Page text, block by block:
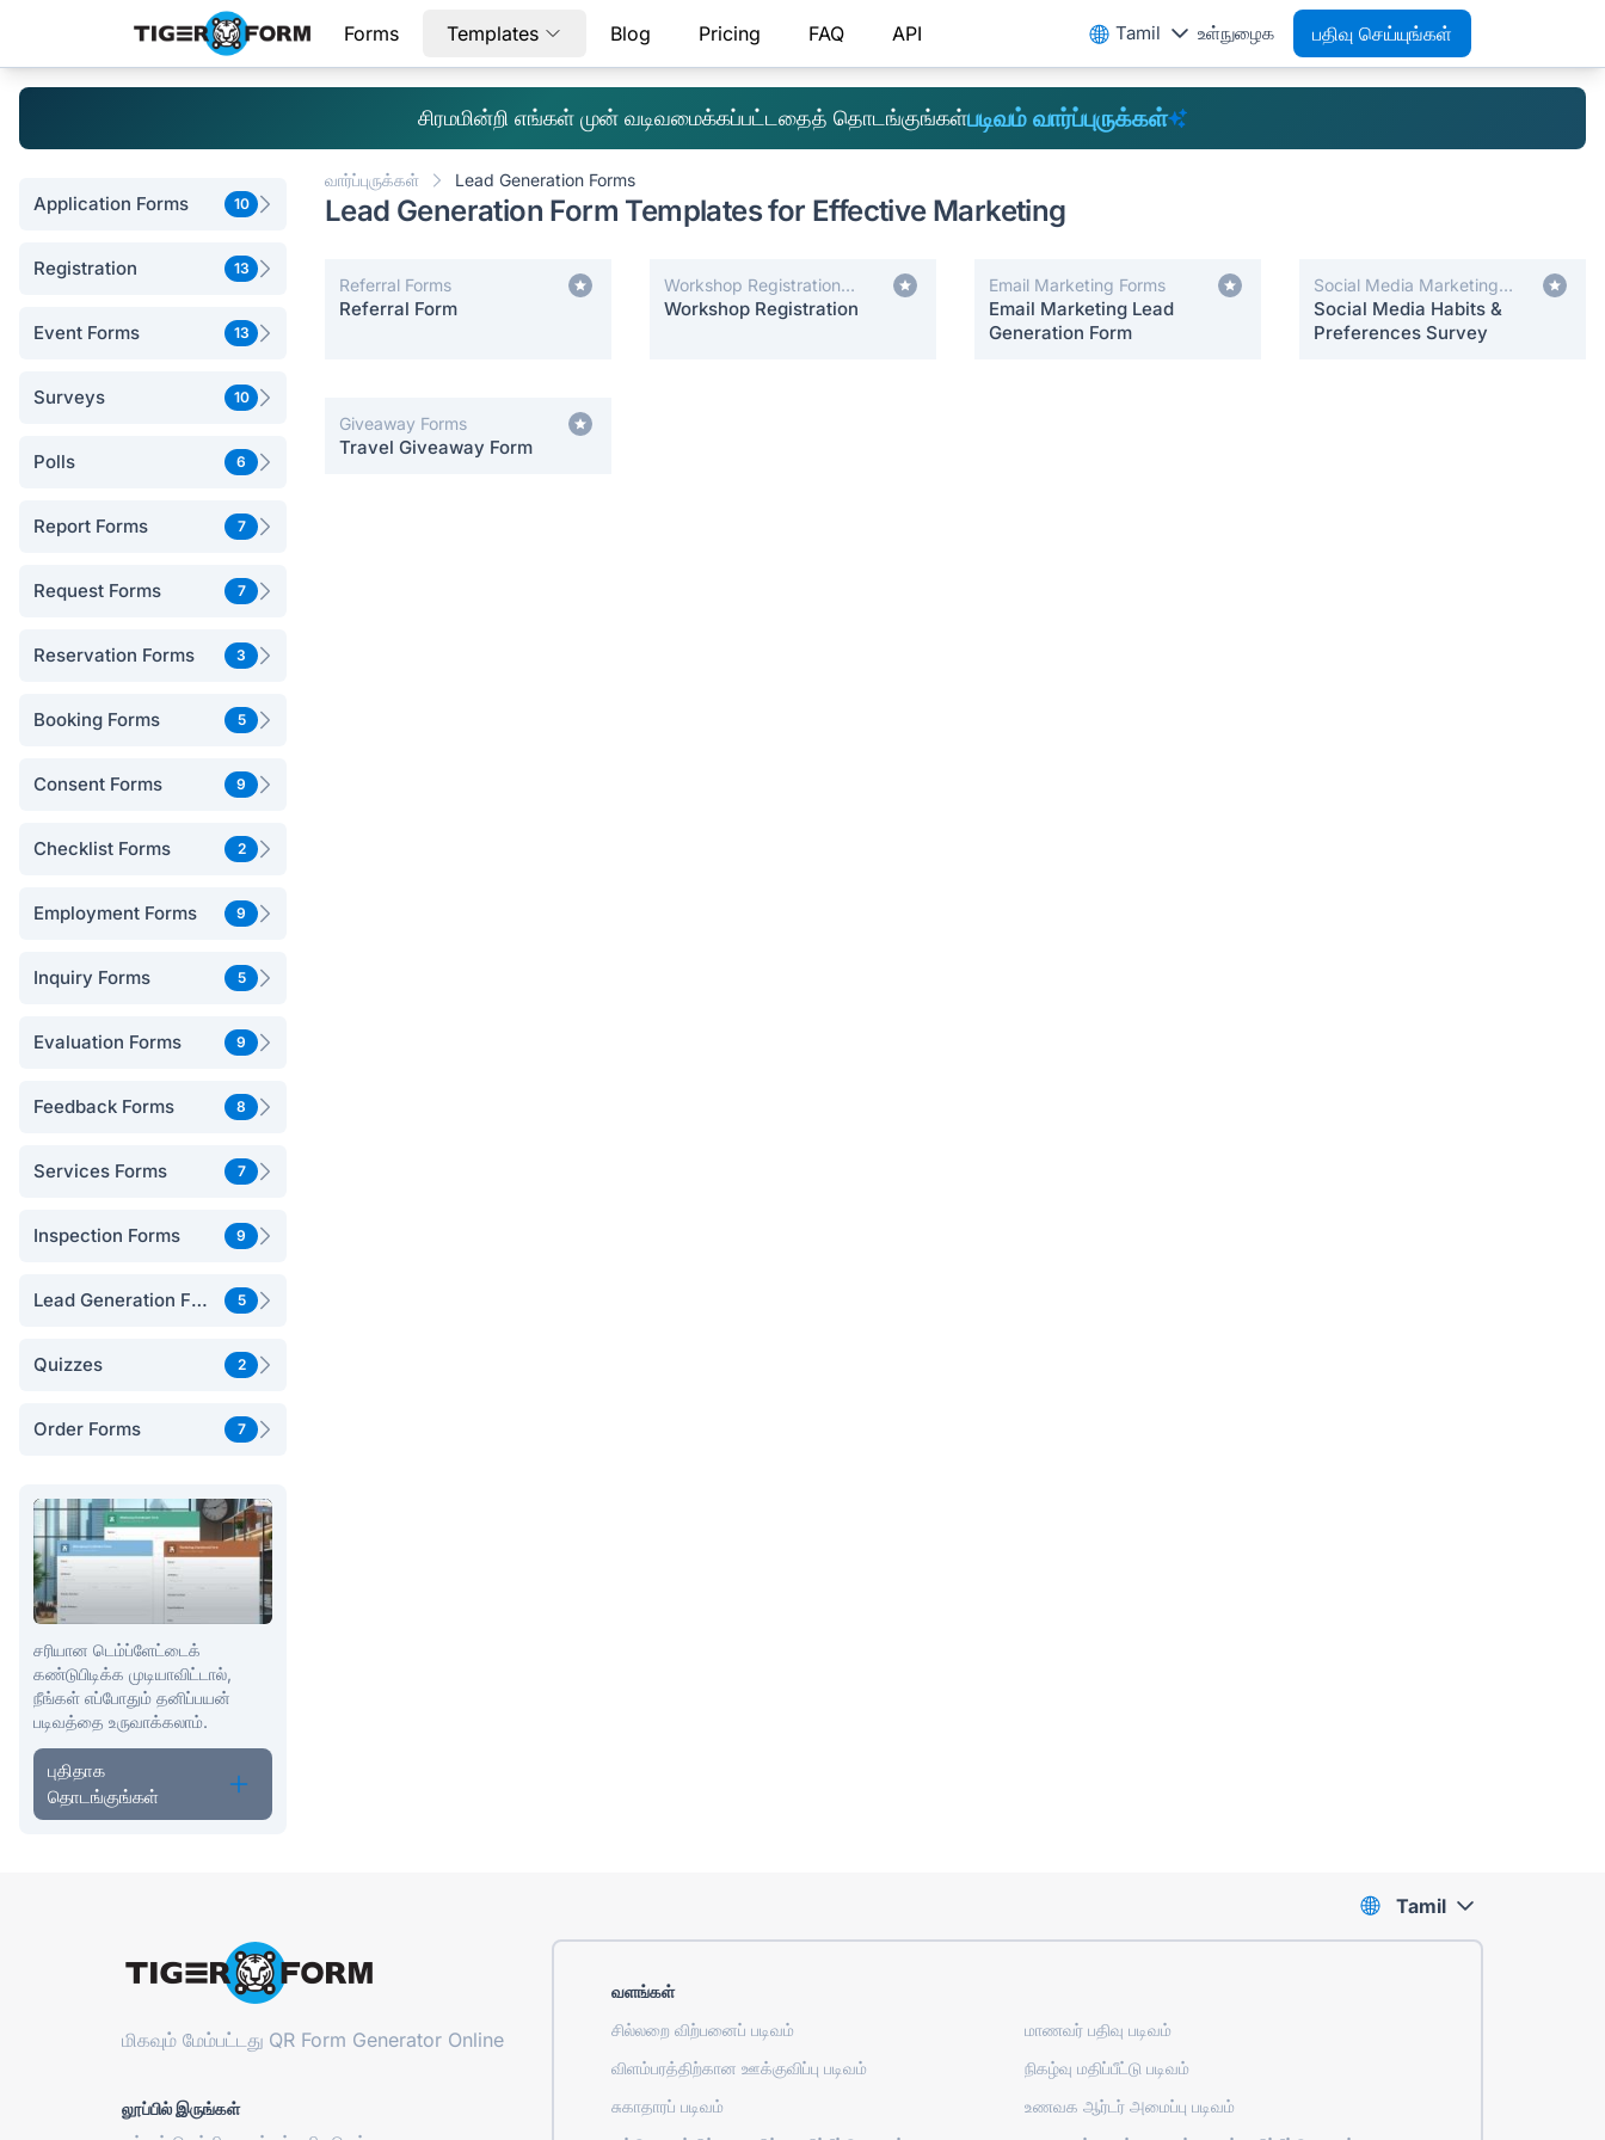
Forms Templates Blog Pricing FAQ API Tamil உள்நுழைக பதிவு செய்யுங்கள்
சிரமமின்றி எங்கள் முன் வடிவமைக்கப்பட்டதைத் தொடங்குங்கள்படிவம் வார்ப்புருக்கள்
Application Forms 10
Registration 13
Event Forms 13
Surveys 10
Polls 6
Report Forms 7
Request Forms 7
Reservation Forms 3
Booking Forms 5
Consent Forms 9
Checklist Forms 2
Employment Forms 9
Inquiry Forms 5
Evaluation Forms 9
Feedback Forms 8
Services Forms 7
Inspection Forms 9
Lead Generation Forms 5
Quizzes 2
Order Forms 7
சரியான டெம்ப்ளேட்டைக்
கண்டுபிடிக்க முடியாவிட்டால்,
நீங்கள் எப்போதும் தனிப்பயன்
படிவத்தை உருவாக்கலாம்.
புதிதாக
தொடங்குங்கள்
வார்ப்புருக்கள் Lead Generation Forms
Lead Generation Form Templates for Effective Marketing
Referral Forms
Referral Form
Workshop Registration
Forms
Workshop Registration
Email Marketing Forms
Email Marketing Lead
Generation Form
Social Media Marketing
Forms
Social Media Habits &
Preferences Survey
Giveaway Forms
Travel Giveaway Form
மிகவும் மேம்பட்டது QR Form Generator Online
லூப்பில் இருங்கள்
வளங்கள்
சில்லறை விற்பனைப் படிவம்
மாணவர் பதிவு படிவம்
விளம்பரத்திற்கான ஊக்குவிப்பு படிவம்
நிகழ்வு மதிப்பீட்டு படிவம்
சுகாதாரப் படிவம்
உணவக ஆர்டர் அமைப்பு படிவம்
Tamil